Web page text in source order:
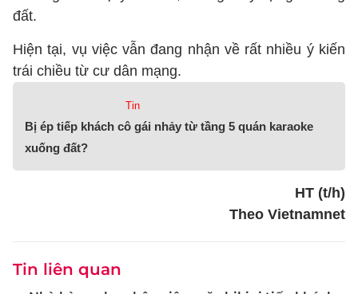
đất.
Hiện tại, vụ việc vẫn đang nhận về rất nhiều ý kiến
trái chiều từ cư dân mạng.
Tin
Bị ép tiếp khách cô gái nhảy từ tầng 5 quán karaoke
xuống đất?
HT (t/h)
Theo Vietnamnet
Tin liên quan